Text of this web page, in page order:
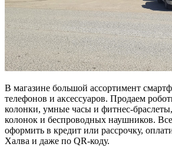
В магазине большой ассортимент
телефонов и аксессуаров. Продаем
колонки, умные часы и фитнес-
колонок и беспроводных наушников.
оформить в кредит или рассрочку,
Халва и даже по QR-коду.